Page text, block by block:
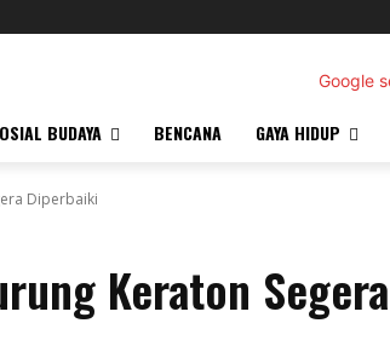
BUDAYA BENCANA GAYA HIDUP
Diperbaiki
Keraton Segera